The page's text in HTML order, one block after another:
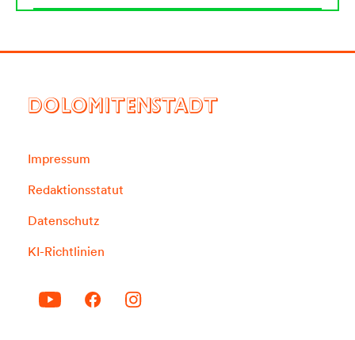
DOLOMITENSTADT
Impressum
Redaktionsstatut
Datenschutz
KI-Richtlinien